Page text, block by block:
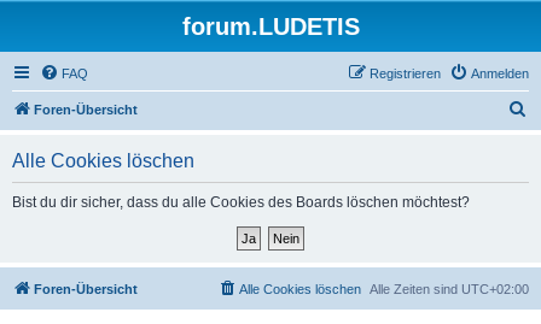
forum.LUDETIS
FAQ Anmelden
Registrieren
Foren-Übersicht
Alle Cookies löschen
Bist du dir sicher, dass du alle Cookies des Boards löschen möchtest?
Foren-Übersicht Alle Zeiten sind UTC+02:00
Alle Cookies löschen